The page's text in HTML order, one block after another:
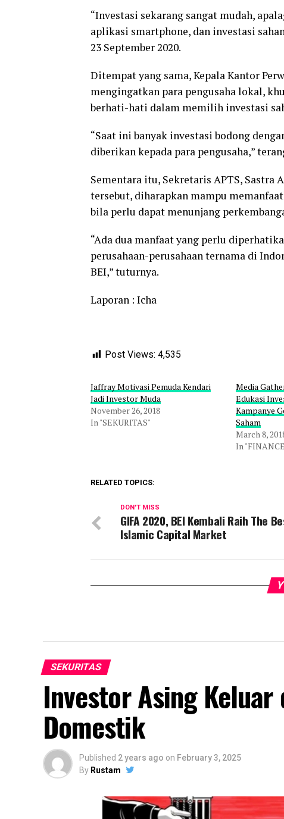
“Investasi sekarang sangat mudah,
aplikasi smartphone, dan investasi
23 September 2020.
Ditempat yang sama, Kepala Kantor
mengingatkan para pengusaha lokal,
berhati-hati dalam memilih investasi
“Saat ini banyak investasi bodong
diberikan kepada para pengusaha,”
Sementara itu, Sekretaris APTS, Sastra
tersebut, diharapkan mampu
bila perlu dapat menunjang
“Ada dua manfaat yang perlu
perusahaan-perusahaan ternama di
BEI,” tuturnya.
Laporan : Icha
Post Views: 4,535
Jaffray Motivasi Pemuda Kendari
Jadi Investor Muda
November 26, 2018
In "SEKURITAS"
Media
Edukasi
Kampanye
Saham
March 8,
In
RELATED TOPICS:
DON'T MISS
GIFA 2020, BEI Kembali Raih The
Islamic Capital Market
SEKURITAS
Investor Asing Keluar
Domestik
Published 2 years ago on February 3, 2025
By Rustam